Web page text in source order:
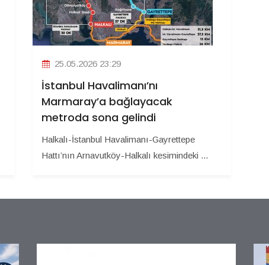
25.05.2026 23:29
İstanbul Havalimanı’nı
Marmaray’a bağlayacak
metroda sona gelindi
Halkalı-İstanbul Havalimanı-Gayrettepe
Hattı’nın Arnavutköy-Halkalı kesimindeki ...